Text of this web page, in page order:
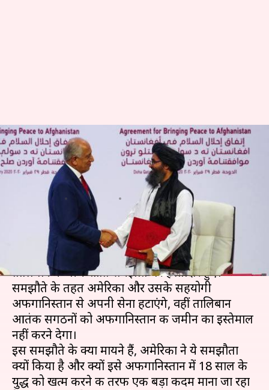
अमेरिका और तालिबान के बीच शांति
समझौता क्यों हुआ और इसके क्या
मायने हैं?
मुकुल तोमर Mar 01, 2020 11:47 am
क्या है खबर?
शनिवार को कतर की राजधानी दोहा में अमेरिका और
तालिबान के बीच शांति समझौते पर हस्ताक्षर हुए।
समझौते के तहत अमेरिका और उसके सहयोगी
अफगानिस्तान से अपनी सेना हटाएंगे, वहीं तालिबान
आतंकी सगठनों को अफगानिस्तान की जमीन का इस्तेमाल
नहीं करने देगा।
इस समझौते के क्या मायने हैं, अमेरिका ने ये समझौता
क्यों किया है और क्यों इसे अफगानिस्तान में 18 साल के
युद्ध को खत्म करने की तरफ एक बड़ा कदम माना जा रहा